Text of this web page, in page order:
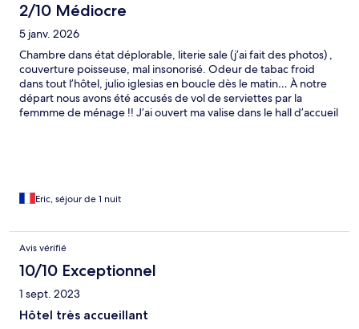
2/10 Médiocre
5 janv. 2026
Chambre dans état déplorable, literie sale (j’ai fait des photos) ,
couverture poisseuse, mal insonorisé. Odeur de tabac froid
dans tout l’hôtel, julio iglesias en boucle dès le matin… À notre
départ nous avons été accusés de vol de serviettes par la
femmme de ménage !! J’ai ouvert ma valise dans le hall d’accueil
Eric, séjour de 1 nuit
Avis vérifié
10/10 Exceptionnel
1 sept. 2023
Hôtel très accueillant